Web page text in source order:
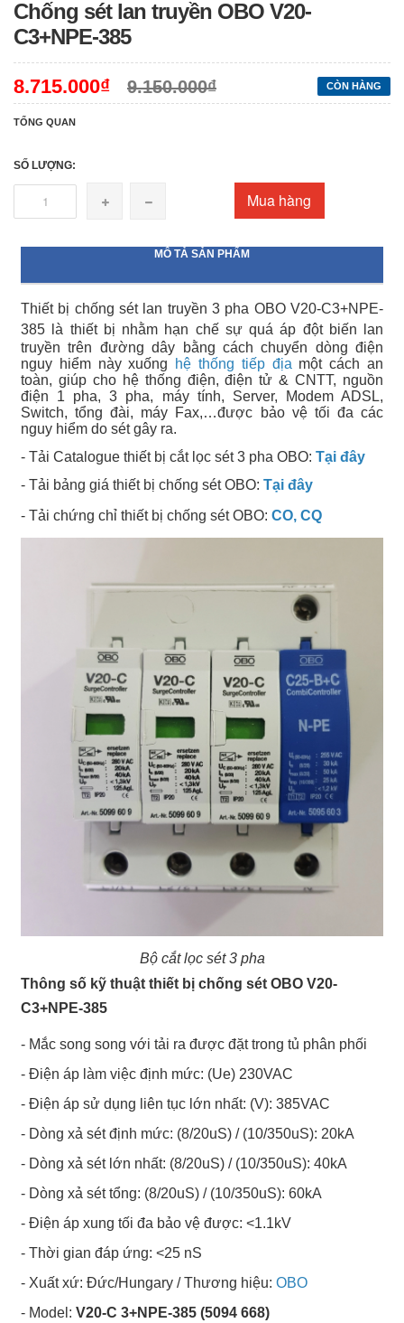
Chống sét lan truyền OBO V20-
C3+NPE-385
CÒN HÀNG
8.715.000₫ 9.150.000₫
TỔNG QUAN
SỐ LƯỢNG:
Mua hàng
MÔ TẢ SẢN PHẨM
Thiết bị chống sét lan truyền 3 pha OBO V20-C3+NPE-
385 là thiết bị nhằm hạn chế sự quá áp đột biến lan
truyền trên đường dây bằng cách chuyển dòng điện
nguy hiểm này xuống
hệ thống tiếp địa một cách an
toàn, giúp cho hệ thống điện, điện tử & CNTT, nguồn
điện 1 pha, 3 pha, máy tính, Server, Modem ADSL,
Switch, tổng đài, máy Fax,…được bảo vệ tối đa các
nguy hiểm do sét gây ra.
- Tải Catalogue thiết bị cắt lọc sét 3 pha OBO: Tại đây
- Tải bảng giá thiết bị chống sét OBO: Tại đây
- Tải chứng chỉ thiết bị chống sét OBO: CO, CQ
Bộ cắt lọc sét 3 pha
Thông số kỹ thuật thiết bị chống sét OBO V20-
C3+NPE-385
- Mắc song song với tải ra được đặt trong tủ phân phối
- Điện áp làm việc định mức: (Ue) 230VAC
- Điện áp sử dụng liên tục lớn nhất: (V): 385VAC
- Dòng xả sét định mức: (8/20uS) / (10/350uS): 20kA
- Dòng xả sét lớn nhất: (8/20uS) / (10/350uS): 40kA
- Dòng xả sét tổng: (8/20uS) / (10/350uS): 60kA
- Điện áp xung tối đa bảo vệ được: <1.1kV
- Thời gian đáp ứng: <25 nS
- Xuất xứ: Đức/Hungary / Thương hiệu: OBO
- Model: V20-C 3+NPE-385 (5094 668)